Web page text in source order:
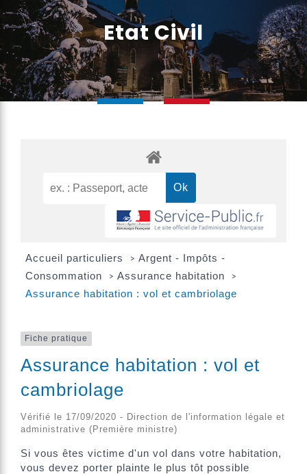
Etat Civil
Accueil particuliers > Argent - Impôts -
Consommation
> Assurance habitation >
Assurance habitation : vol et cambriolage
Fiche pratique
Assurance habitation : vol et
cambriolage
Vérifié le 17/09/2020 - Direction de l'information légale et
administrative (Première ministre)
Si vous êtes victime d'un vol dans votre habitation,
vous devez porter plainte le plus tôt possible